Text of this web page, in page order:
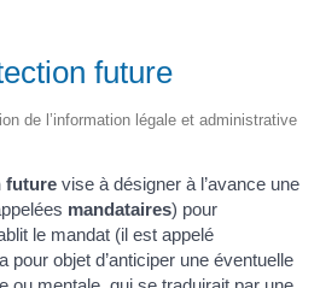
future
de l’information légale et administrative
future vise à désigner à l’avance une
mandataires) pour
le mandat (il est appelé
pour objet d’anticiper une éventuelle